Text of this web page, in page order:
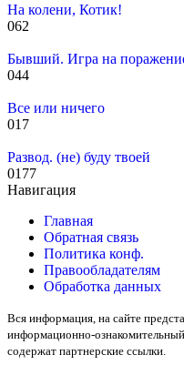
На колени, Котик!
062
Бывший. Игра на
044
Все или ничего
017
Развод. (не) буду твоей
0177
Навигация
Главная
Обратная связь
Политика конф.
Правообладателям
Обработка данных
Вся информация, на сайте
информационно-
содержат партнерские ссылки.